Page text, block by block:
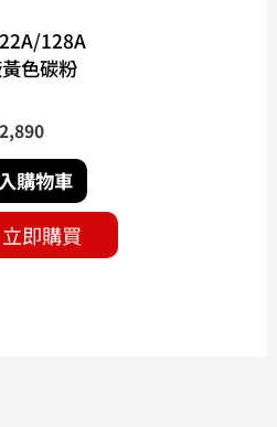
128A
色碳粉
2,890
購物車
立即購買